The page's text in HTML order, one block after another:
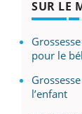
SUR LE
pour le
l’enfant